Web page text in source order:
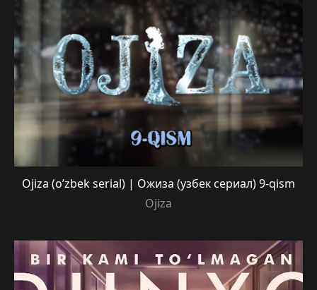
Ojiza (o’zbek serial) | Ожиза (узбек сериал) 9-qism
Ojiza